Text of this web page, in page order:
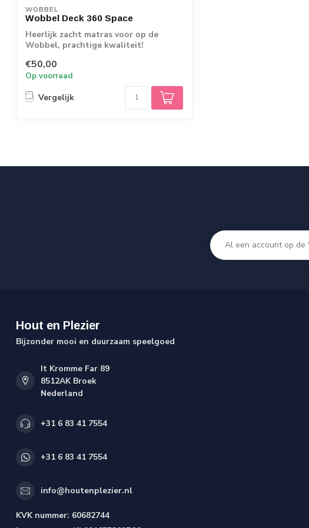
WOBBEL
Wobbel Deck 360 Space
Heerlijk zacht matras voor op de
Wobbel, prachtige kwaliteit!
€50,00
Op voorraad
Vergelijk
Hout en Plezier
Bijzonder mooi en duurzaam speelgoed
It Kromme Far 89
8512AK Broek
Nederland
+31 6 83 41 7554
+31 6 83 41 7554
info@houtenplezier.nl
KVK nummer: 60682744